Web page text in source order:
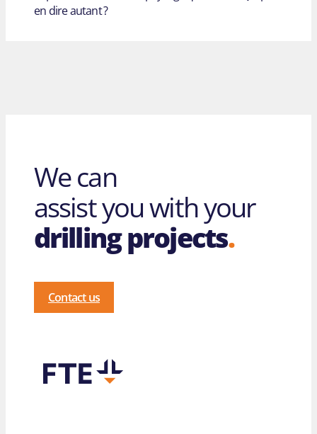
en dire autant ?
We can
assist you with your
drilling projects.
Contact us